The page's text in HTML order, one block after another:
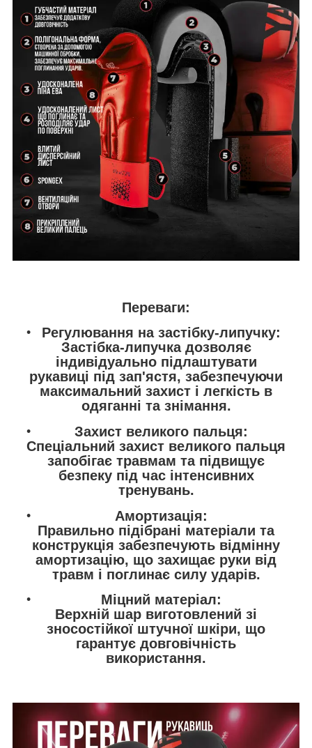
Переваги:
Регулювання на застібку-липучку:
Застібка-липучка дозволяє
індивідуально підлаштувати
рукавиці під зап'ястя, забезпечуючи
максимальний захист і легкість в
одяганні та знімання.
Захист великого пальця:
Спеціальний захист великого пальця
запобігає травмам та підвищує
безпеку під час інтенсивних
тренувань.
Амортизація:
Правильно підібрані матеріали та
конструкція забезпечують відмінну
амортизацію, що захищає руки від
травм і поглинає силу ударів.
Міцний матеріал:
Верхній шар виготовлений зі
зносостійкої штучної шкіри, що
гарантує довговічність
використання.